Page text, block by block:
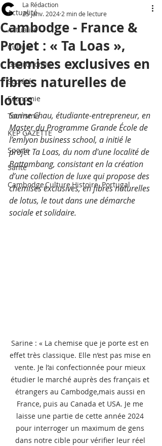
Actualité
Actualité
Culture
Gastronomie
Société
Economie
Tourisme
KEP GAZETTE
Sports
Santé
Cambodge,Culture,Histoire, Portugal
Cambodge - France &
Projet : « Ta Loas »,
chemises exclusives en
fibres naturelles de
lotus
La Rédaction
25 janv. 2024 2 min de lecture
Sarine Chau, étudiante-entrepreneur, en
Master du Programme Grande École de
l’emlyon business school, a initié le
projet Ta Loas, du nom d'une localité de
Battambang, consistant en la création
d’une collection de luxe qui propose des
chemises exclusives, en fibres naturelles
de lotus, le tout dans une démarche
sociale et solidaire.
Sarine : « La chemise que je porte est en
effet très classique. Elle n’est pas mise en
vente. Je l’ai confectionnée pour mieux
étudier le marché auprès des français et
étrangers au Cambodge,mais aussi en
France, puis au Canada et USA. Je me
laisse une partie de cette année 2024
pour interroger un maximum de gens
dans notre cible pour vérifier leur réel